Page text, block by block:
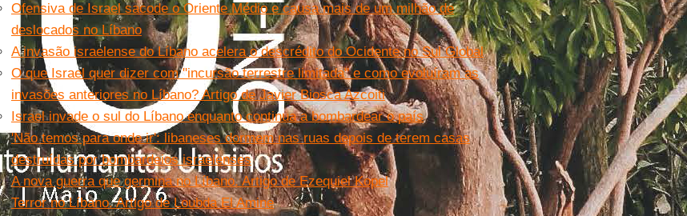
Ofensiva de Israel sacode o Oriente Médio e causa mais de um milhão de
deslocados no Líbano
A invasão israelense do Líbano acelera o descrédito do Ocidente no Sul Global
O que Israel quer dizer com "incursão terrestre limitada" e como evoluíram as
invasões anteriores no Líbano? Artigo de Javier Biosca Azcoiti
Israel invade o sul do Líbano enquanto continua a bombardear o país
'Não temos para onde ir': libaneses dormem nas ruas depois de terem casas
destruídas por bombardeios israelenses
A nova guerra que germina no Líbano. Artigo de Ezequiel Kopel
Terror no Líbano. Artigo de Loubda El Amine